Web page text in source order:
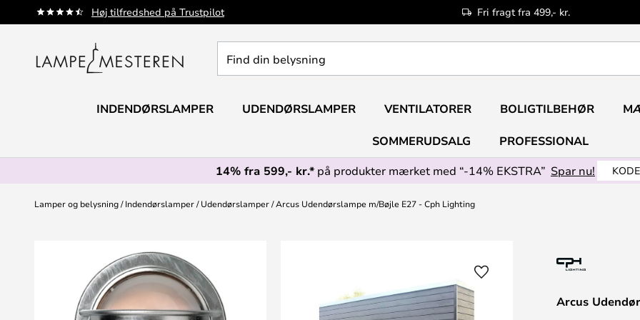
Høj tilfredshed på Trustpilot Fri fragt fra 499,- kr.
Skip
to
din
INDENDØRSLAMPER UDENDØRSLAMPER VENTILATORER BOLIGTILBEHØR
SOMMERUDSALG
PROFESSIONAL
14% fra 599,- kr.* på produkter mærket med “-14% EKSTRA” Spar nu!
Lamper og belysning Indendørslamper Udendørslamper Arcus Udendørslampe m/Bøjle E27 - Cph Lighting
slutningen
Arcus